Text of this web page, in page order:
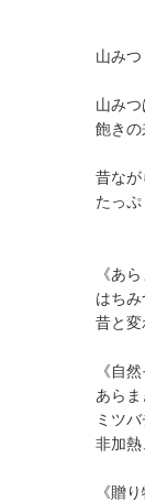
山みつ
山み
飽きの
昔なが
たっぷ
《あ
はち
昔と変
《自
あら
ミツ
非加熱
《贈